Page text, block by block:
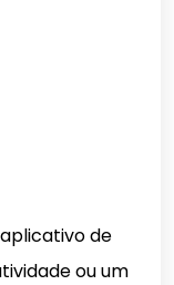
de
ou um